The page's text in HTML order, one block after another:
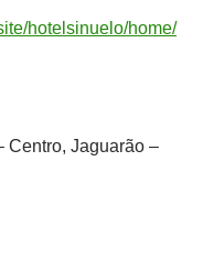
hotelsinuelo/home/
Centro, Jaguarão –